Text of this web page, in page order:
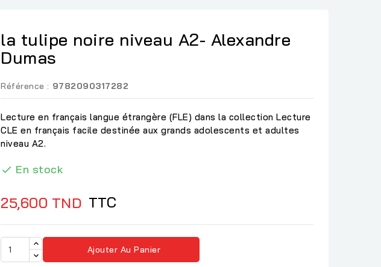
la tulipe noire niveau A2- Alexandre
Dumas
Référence : 9782090317282
Lecture en français langue étrangère (FLE) dans la collection Lecture
CLE en français facile destinée aux grands adolescents et adultes
niveau A2.
 En stock
25,600 TND TTC
Ajouter Au Panier